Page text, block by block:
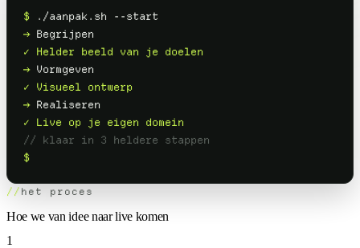
$
./aanpak.sh --start
→ Begrijpen
✓ Helder beeld van je doelen
→ Vormgeven
✓ Visueel ontwerp
→ Realiseren
✓ Live op je eigen domein
// klaar in 3 heldere stappen
$
het proces
Hoe we van idee naar live komen
1